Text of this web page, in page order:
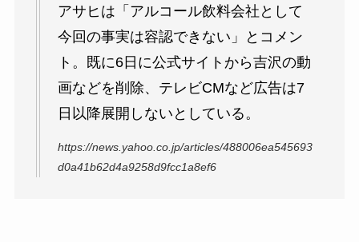
アサヒは「アルコール飲料会社として
今回の事実は容認できない」とコメン
ト。既に6日に公式サイトから吉沢の動
画などを削除、テレビCMなど広告は7
日以降展開しないとしている。
https://news.yahoo.co.jp/articles/488006ea545693
d0a41b62d4a9258d9fcc1a8ef6